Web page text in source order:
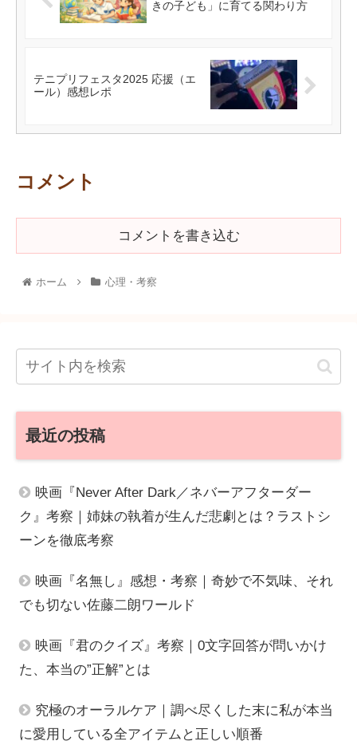
きの子ども」に育てる関わり方
テニプリフェスタ2025 応援（エ
ール）感想レポ
コメント
コメントを書き込む
ホーム 心理・考察
最近の投稿
映画『Never After Dark／ネバーアフターダー
ク』考察｜姉妹の執着が生んだ悲劇とは？ラストシ
ーンを徹底考察
映画『名無し』感想・考察｜奇妙で不気味、それ
でも切ない佐藤二朗ワールド
映画『君のクイズ』考察｜0文字回答が問いかけ
た、本当の”正解”とは
究極のオーラルケア｜調べ尽くした末に私が本当
に愛用している全アイテムと正しい順番